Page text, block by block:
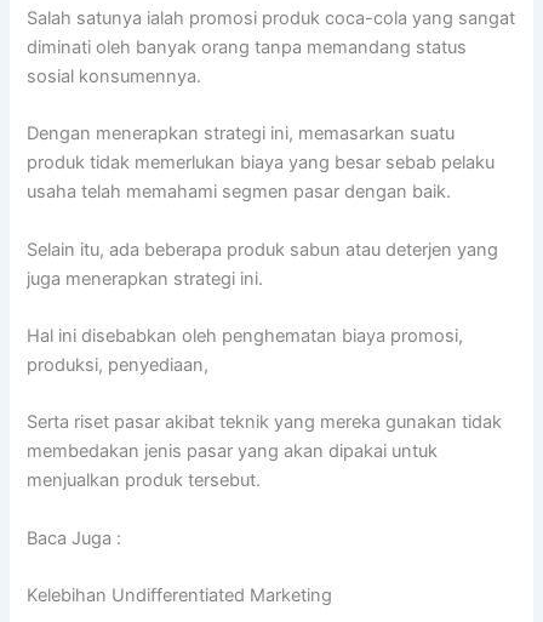
Salah satunya ialah promosi produk coca-cola yang sangat
diminati oleh banyak orang tanpa memandang status
sosial konsumennya.
Dengan menerapkan strategi ini, memasarkan suatu
produk tidak memerlukan biaya yang besar sebab pelaku
usaha telah memahami segmen pasar dengan baik.
Selain itu, ada beberapa produk sabun atau deterjen yang
juga menerapkan strategi ini.
Hal ini disebabkan oleh penghematan biaya promosi,
produksi, penyediaan,
Serta riset pasar akibat teknik yang mereka gunakan tidak
membedakan jenis pasar yang akan dipakai untuk
menjualkan produk tersebut.
Baca Juga :
Kelebihan Undifferentiated Marketing